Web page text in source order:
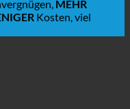
MEHR
Kosten, viel